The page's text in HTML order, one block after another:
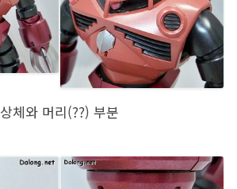
상체와 머리(??) 부분